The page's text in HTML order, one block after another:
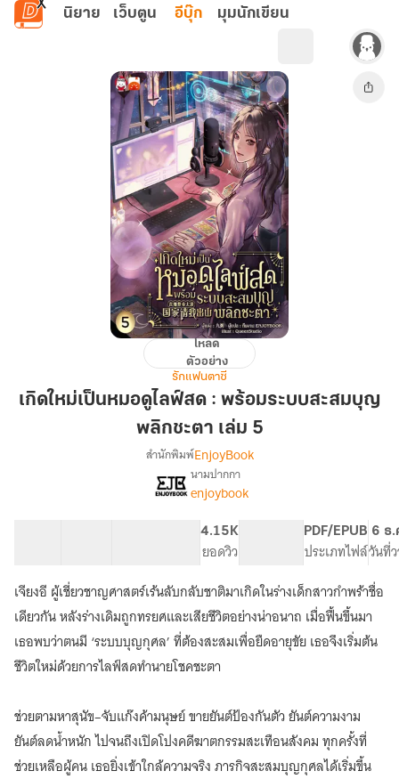
ข้ามไปยังเนื้อหาหลัก
นิยาย เว็บตูน อีบุ๊ก มุมนักเขียน
เป็น
หมอดู
ระบบ
บุญ
พลิก
เล่ม
5
โหลด
ตัวอย่าง
รักแฟนตาซี
เกิดใหม่เป็นหมอดูไลฟ์สด : พร้อมระบบสะสมบุญ
พลิกชะตา เล่ม 5
เรื่อง
เกิด
ใหม่
เป็น
หมอดู
ไลฟ์
สด
:
พร้อม
ระบบ
สะสม
บุญ
ชะตา
สำนักพิมพ์EnjoyBook
นามปากกา
enjoybook
4.15K
ยอดวิว
PDF/EPUB
ประเภทไฟล์
6 ธ.
วันที่
เจียงอี ผู้เชี่ยวชาญศาสตร์เร้นลับกลับชาติมาเกิดในร่างเด็กสาวกำพร้าชื่อ
เดียวกัน หลังร่างเดิมถูกทรยศและเสียชีวิตอย่างน่าอนาถ เมื่อฟื้นขึ้นมา
เธอพบว่าตนมี ‘ระบบบุญกุศล’ ที่ต้องสะสมเพื่อยืดอายุขัย เธอจึงเริ่มต้น
ชีวิตใหม่ด้วยการไลฟ์สดทำนายโชคชะตา
ช่วยตามหาสุนัข–จับแก๊งค้ามนุษย์ ขายยันต์ป้องกันตัว ยันต์ความงาม
ยันต์ลดน้ำหนัก ไปจนถึงเปิดโปงคดีฆาตกรรมสะเทือนสังคม ทุกครั้งที่
ช่วยเหลือผู้คน เธอยิ่งเข้าใกล้ความจริง ภารกิจสะสมบุญกุศลได้เริ่มขึ้น